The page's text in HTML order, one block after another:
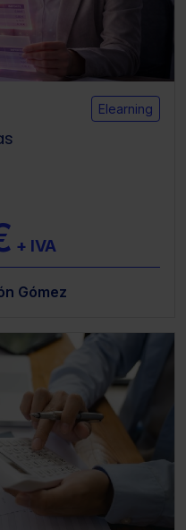
utilizaremos las
la navegación.
Elearning
+ IVA
Gómez